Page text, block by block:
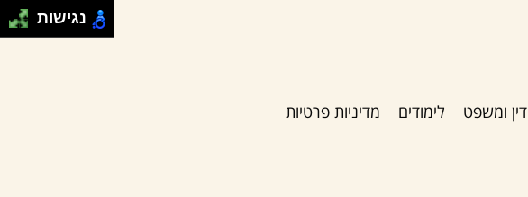
דין ומשפט לימודים מדיניות פרטיות
נגישות